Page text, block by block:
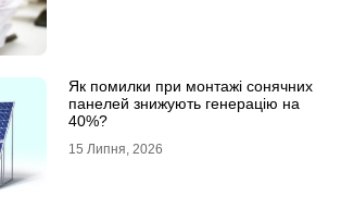
Як помилки при монтажі сонячних
панелей знижують генерацію на
40%?
15 Липня, 2026